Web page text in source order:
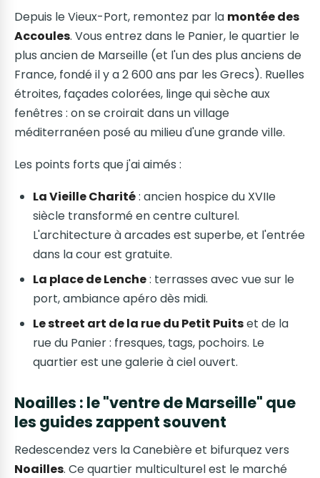
Depuis le Vieux-Port, remontez par la montée des
Accoules. Vous entrez dans le Panier, le quartier le
plus ancien de Marseille (et l'un des plus anciens de
France, fondé il y a 2 600 ans par les Grecs). Ruelles
étroites, façades colorées, linge qui sèche aux
fenêtres : on se croirait dans un village
méditerranéen posé au milieu d'une grande ville.
Les points forts que j'ai aimés :
La Vieille Charité: ancien hospice du XVIIe
siècle transformé en centre culturel.
L'architecture à arcades est superbe, et l'entrée
dans la cour est gratuite.
La place de Lenche: terrasses avec vue sur le
port, ambiance apéro dès midi.
Le street art de la rue du Petit Puitset de la
rue du Panier : fresques, tags, pochoirs. Le
quartier est une galerie à ciel ouvert.
Noailles : le "ventre de Marseille" que
les guides zappent souvent
Redescendez vers la Canebière et bifurquez vers
Noailles. Ce quartier multiculturel est le marché